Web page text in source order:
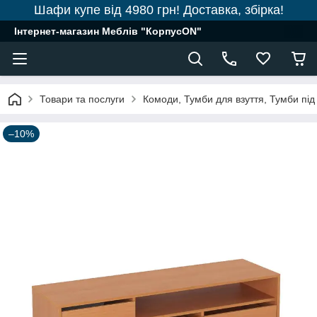
Шафи купе від 4980 грн! Доставка, збірка!
Інтернет-магазин Меблів "КорпусON"
Товари та послуги Комоди, Тумби для взуття, Тумби
–10%